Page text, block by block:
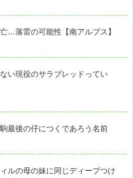
…落雷の可能性【南アルプス】
い現役のサラブレッドってい
最後の仔につくであろう名前
ルの母の妹に同じディープつけ